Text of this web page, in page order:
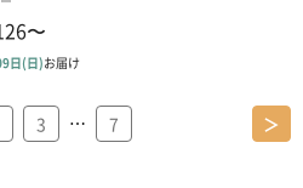
3 … 7 ＞